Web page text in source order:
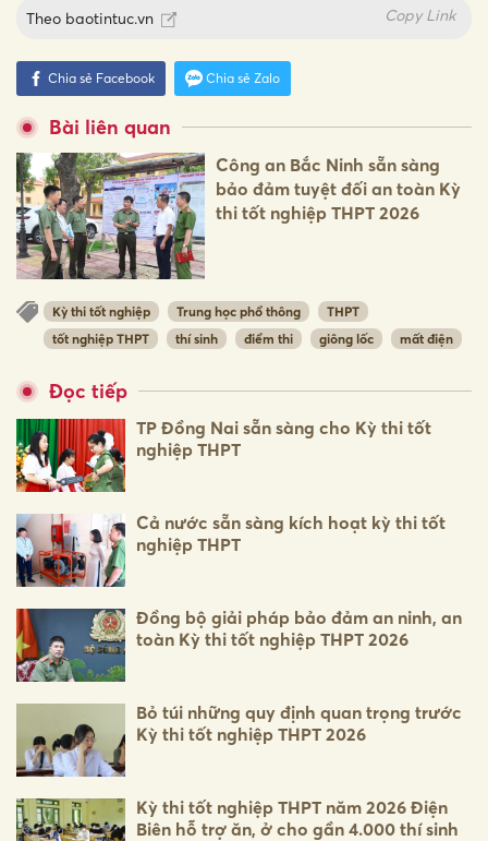
Theo baotintuc.vn Copy Link
Chia sẻ Facebook Chia sẻ Zalo
Bài liên quan
Công an Bắc Ninh sẵn sàng
bảo đảm tuyệt đối an toàn Kỳ
thi tốt nghiệp THPT 2026
Kỳ thi tốt nghiệp Trung học phổ thông
THPT
tốt nghiệp THPT
thí sinh điểm thi giông lốc mất điện
Đọc tiếp
TP Đồng Nai sẵn sàng cho Kỳ thi tốt
nghiệp THPT
Cả nước sẵn sàng kích hoạt kỳ thi tốt
nghiệp THPT
Đồng bộ giải pháp bảo đảm an ninh, an
toàn Kỳ thi tốt nghiệp THPT 2026
Bỏ túi những quy định quan trọng trước
Kỳ thi tốt nghiệp THPT 2026
Kỳ thi tốt nghiệp THPT năm 2026 Điện
Biên hỗ trợ ăn, ở cho gần 4.000 thí sinh